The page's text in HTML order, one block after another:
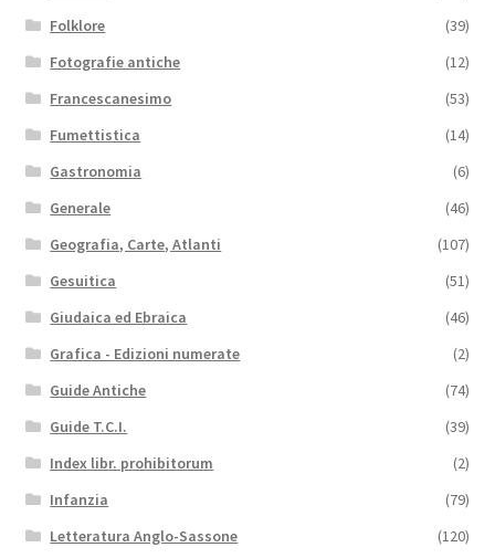
Folklore
(39)
Fotografie antiche
(12)
Francescanesimo
(53)
Fumettistica
(14)
Gastronomia
(6)
Generale
(46)
Geografia, Carte, Atlanti
(107)
Gesuitica
(51)
Giudaica ed Ebraica
(46)
Grafica - Edizioni numerate
(2)
Guide Antiche
(74)
Guide T.C.I.
(39)
Index libr. prohibitorum
(2)
Infanzia
(79)
Letteratura Anglo-Sassone
(120)